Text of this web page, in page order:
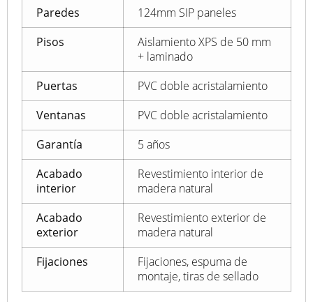
Paredes
124mm SIP paneles
Pisos
Aislamiento XPS de 50 mm
+ laminado
Puertas
PVC doble acristalamiento
Ventanas
PVC doble acristalamiento
Garantía
5 años
Acabado
interior
Revestimiento interior de
madera natural
Acabado
exterior
Revestimiento exterior de
madera natural
Fijaciones
Fijaciones, espuma de
montaje, tiras de sellado